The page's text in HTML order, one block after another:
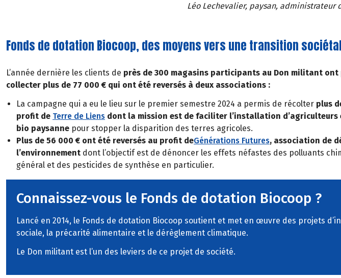
Léo Lechevalier, paysan, administrateur
Fonds de dotation Biocoop, des moyens vers une transition
L’année dernière les clients de près de 300 magasins participants au Don militant ont
collecter plus de 77 000 € qui ont été reversés à deux associations :
La campagne qui a eu le lieu sur le premier semestre 2024 a permis de récolter plus
profit de Terre de Liens dont la mission est de faciliter l’installation
bio paysanne pour stopper la disparition des terres agricoles.
Plus de 56 000 € ont été reversés au profit deGénérations Futures, association de
l’environnement dont l’objectif est de dénoncer les effets néfastes des polluants
général et des pesticides de synthèse en particulier.
Connaissez-vous le Fonds de dotation Biocoop ?
Lancé en 2014, le Fonds de dotation Biocoop soutient et met en œuvre des projets
sociale, la précarité alimentaire et le dérèglement climatique.
Le Don militant est l’un des leviers de ce projet de société.